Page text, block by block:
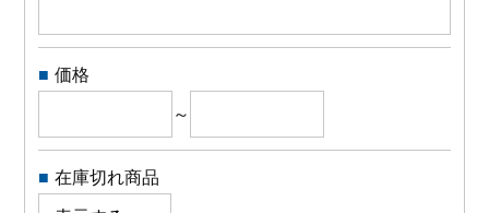
よくある質問
OEMについて
価格
～
在庫切れ商品